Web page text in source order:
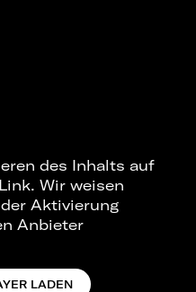
des Inhalts auf
Wir weisen
Aktivierung
Anbieter
LADEN